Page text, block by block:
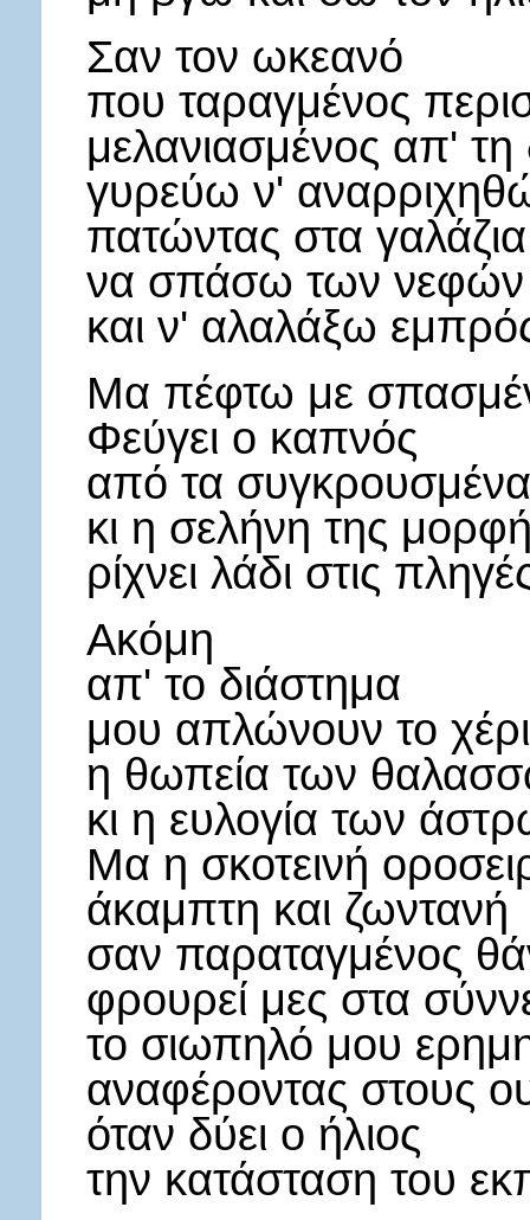
Σαν τον ωκεανό
που ταραγμένος
μελανιασμένος απ' τη
γυρεύω ν'
πατώντας στα
να σπάσω των νεφών
και ν' αλαλάξω
Μα πέφτω με
Φεύγει ο καπνός
από τα
κι η σελήνη της
ρίχνει λάδι στις
Ακόμη
απ' το διάστημα
μου απλώνουν το
η θωπεία των
κι η ευλογία των
Μα η σκοτεινή
άκαμπτη και ζωντανή
σαν παραταγμένος
φρουρεί μες στα
το σιωπηλό μου
αναφέροντας στους
όταν δύει ο ήλιος
την κατάσταση του